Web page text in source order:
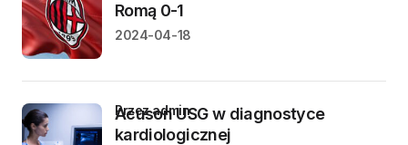
Romą 0-1
2024-04-18
Acuson USG w diagnostyce
kardiologicznej
przez admin